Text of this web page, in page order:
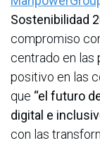
Sostenibilidad
compromiso
centrado en las
positivo en las
que “el futuro
digital e
con las